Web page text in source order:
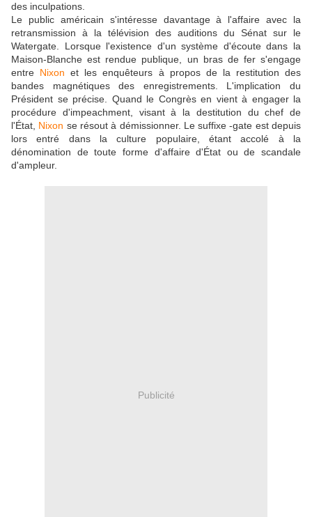
des inculpations.
Le public américain s'intéresse davantage à l'affaire avec la
retransmission à la télévision des auditions du Sénat sur le
Watergate. Lorsque l'existence d'un système d'écoute dans la
Maison-Blanche est rendue publique, un bras de fer s'engage
entre Nixon et les enquêteurs à propos de la restitution des
bandes magnétiques des enregistrements. L'implication du
Président se précise. Quand le Congrès en vient à engager la
procédure d'impeachment, visant à la destitution du chef de
l'État, Nixon se résout à démissionner. Le suffixe -gate est depuis
lors entré dans la culture populaire, étant accolé à la
dénomination de toute forme d'affaire d'État ou de scandale
d'ampleur.
Publicité